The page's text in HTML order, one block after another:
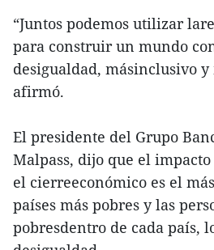
“Juntos podemos utilizar
para construir un mundo
desigualdad, másinclusivo y
afirmó.
El presidente del Grupo
Malpass, dijo que el
el cierreeconómico es el
países más pobres y las
pobresdentro de cada país,